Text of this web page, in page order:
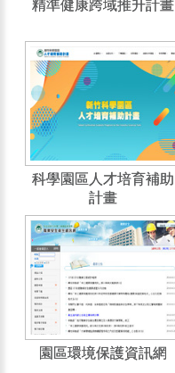
精準健康跨域推升計畫
科學園區人才培育補助
計畫
園區環境保護資訊網